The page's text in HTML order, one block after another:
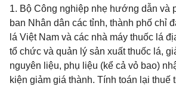
1. Bộ Công nghiệp nhẹ hướng dẫn và
ban Nhân dân các tỉnh, thành phố chỉ
lá Việt Nam và các nhà máy thuốc lá
tổ chức và quản lý sản xuất thuốc lá,
nguyên liệu, phụ liệu (kể cả vỏ bao)
kiện giảm giá thành. Tính toán lại thuế